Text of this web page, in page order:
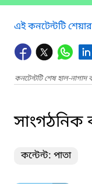
এই কনটেন্টটি
কনটেন্টটি শেষ হাল-
সাংগঠনিক
কন্টেন্ট: পাতা